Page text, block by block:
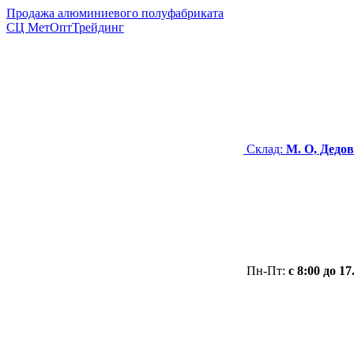
Продажа алюминиевого полуфабриката
СЦ МетОптТрейдинг
Склад: М. О,
Пн-Пт: с 8:00 до